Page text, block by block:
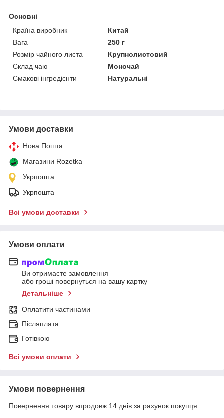
Основні
Країна виробник
Китай
Вага
250 г
Розмір чайного листа
Крупнолистовий
Склад чаю
Моночай
Смакові інгредієнти
Натуральні
Умови доставки
Нова Пошта
Магазини Rozetka
Укрпошта
Укрпошта
Всі умови доставки
Умови оплати
Ви отримаєте замовлення
або гроші повернуться на вашу картку
Детальніше
Оплатити частинами
Післяплата
Готівкою
Всі умови оплати
Умови повернення
Повернення товару впродовж 14 днів за рахунок покупця